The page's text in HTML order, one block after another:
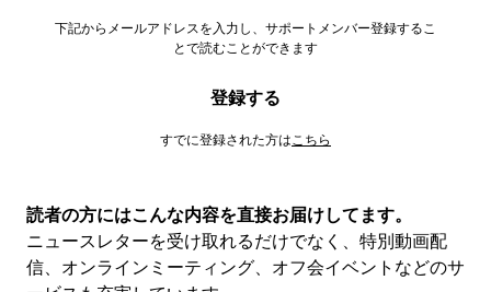
下記からメールアドレスを入力し、サポートメンバー登録するこ
とで読むことができます
登録する
すでに登録された方は こちら
読者の方にはこんな内容を直接お届けしてます。
ニュースレターを受け取れるだけでなく、特別動画配
信、オンラインミーティング、オフ会イベントなどのサ